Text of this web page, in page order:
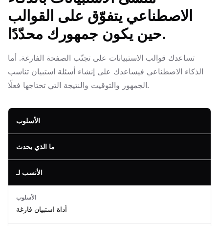
الاصطناعي يتفوّق على القوالب
حين يكون جمهورك محدّدًا.
تساعدك قوالب الاستبيانات على تجنّب الصفحة الفارغة. أما
الذكاء الاصطناعي فيساعدك على إنشاء أسئلة استبيان تناسب
الجمهور والتوقيت والنتيجة التي تحتاجها فعلًا.
الأسلوب
ما الذي يحدث
الأنسب لـ
الأسلوب
أداة استبيان فارغة